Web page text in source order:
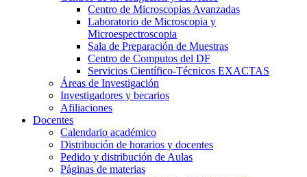
Centro de Microscopias Avanzadas
Laboratorio de Microscopia y
Microespectroscopia
Sala de Preparación de Muestras
Centro de Computos del DF
Servicios Científico-Técnicos EXACTAS
Áreas de Investigación
Investigadores y becarios
Afiliaciones
Docentes
Calendario académico
Distribución de horarios y docentes
Pedido y distribución de Aulas
Páginas de materias